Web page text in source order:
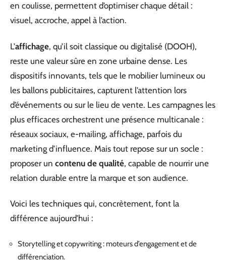
en coulisse, permettent d’optimiser chaque détail :
visuel, accroche, appel à l’action.
L’affichage, qu’il soit classique ou digitalisé (DOOH),
reste une valeur sûre en zone urbaine dense. Les
dispositifs innovants, tels que le mobilier lumineux ou
les ballons publicitaires, capturent l’attention lors
d’événements ou sur le lieu de vente. Les campagnes les
plus efficaces orchestrent une présence multicanale :
réseaux sociaux, e-mailing, affichage, parfois du
marketing d’influence. Mais tout repose sur un socle :
proposer un contenu de qualité, capable de nourrir une
relation durable entre la marque et son audience.
Voici les techniques qui, concrètement, font la
différence aujourd’hui :
Storytelling et copywriting : moteurs d’engagement et de
différenciation.